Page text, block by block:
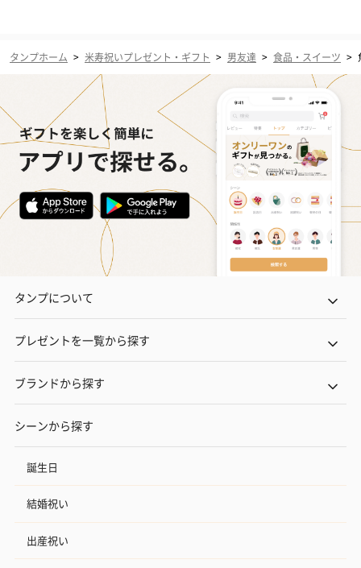
タンプホーム > 米寿祝いプレゼント・ギフト > 男友達 > 食品・スイーツ >
タンプについて
プレゼントを一覧から探す
ブランドから探す
シーンから探す
誕生日
結婚祝い
出産祝い